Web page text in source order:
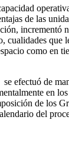
de las
incrementó
cualidades que
como en
efectuó de
en
de los
del